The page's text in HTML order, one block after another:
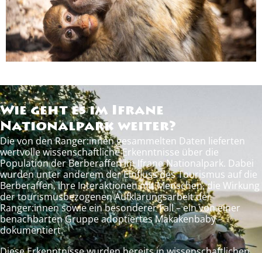
Wie geht es im Ifrane
Nationalpark weiter?
Die von den Ranger:innen gesammelten Daten lieferten
wertvolle wissenschaftliche Erkenntnisse über die
Population der Berberaffen im Ifrane-Nationalpark. Dabei
wurden unter anderem der Einfluss des Tourismus auf die
Berberaffen, ihre Interaktionen mit Menschen, die Wirkung
der tourismusbezogenen Aufklärungsarbeit der
Ranger:innen sowie ein besonderer Fall – ein von einer
benachbarten Gruppe adoptiertes Makakenbaby –
dokumentiert.